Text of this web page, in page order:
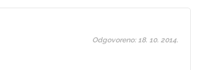
Odgovoreno: 18. 10. 2014.